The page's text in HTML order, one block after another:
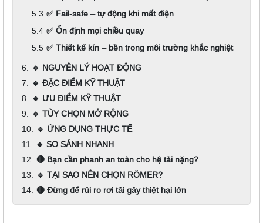
✅ Fail-safe – tự động khi mất điện
✅ Ổn định mọi chiều quay
✅ Thiết kế kín – bền trong môi trường khắc nghiệt
🔹 NGUYÊN LÝ HOẠT ĐỘNG
🔹 ĐẶC ĐIỂM KỸ THUẬT
🔹 ƯU ĐIỂM KỸ THUẬT
🔹 TÙY CHỌN MỞ RỘNG
🔹 ỨNG DỤNG THỰC TẾ
🔹 SO SÁNH NHANH
🔴 Bạn cần phanh an toàn cho hệ tải nặng?
🔹 TẠI SAO NÊN CHỌN RÖMER?
🔴 Đừng để rủi ro rơi tải gây thiệt hại lớn